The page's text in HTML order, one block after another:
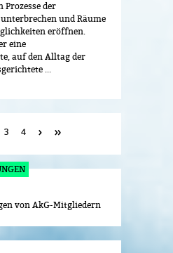
der
und Räume
eröffnen.
eine
auf den Alltag der
...
3 4
von AkG-Mitgliedern